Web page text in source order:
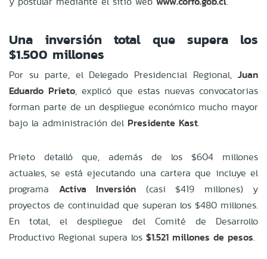
Una inversión total que supera los
$1.500 millones
Por su parte, el Delegado Presidencial Regional, Juan
Eduardo Prieto, explicó que estas nuevas convocatorias
forman parte de un despliegue económico mucho mayor
bajo la administración del Presidente Kast.
Prieto detalló que, además de los $604 millones
actuales, se está ejecutando una cartera que incluye el
programa Activa Inversión (casi $419 millones) y
proyectos de continuidad que superan los $480 millones.
En total, el despliegue del Comité de Desarrollo
Productivo Regional supera los $1.521 millones de pesos.